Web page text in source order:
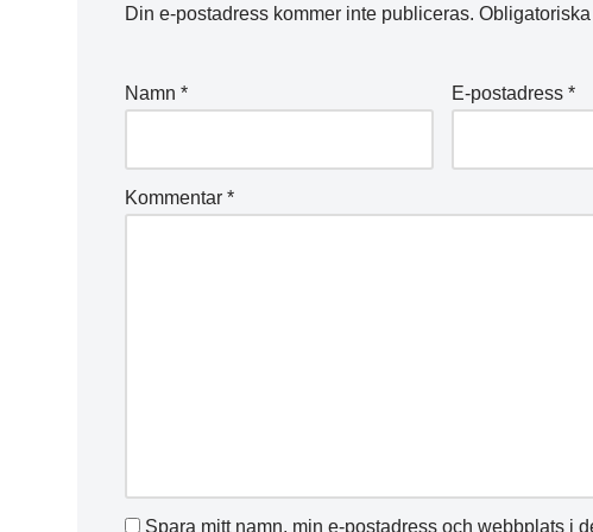
Din e-postadress kommer inte publiceras.
Namn * E-postadress *
Kommentar *
Spara mitt namn, min e-postadress och webbplats i